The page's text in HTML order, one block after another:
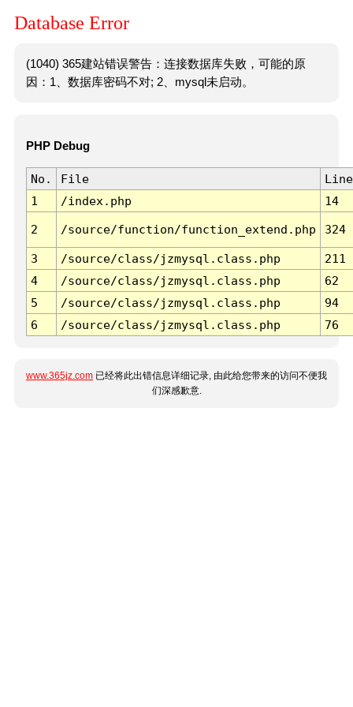
Database Error
(1040) 365建站错误警告：连接数据库失败，可能的原
因：1、数据库密码不对; 2、mysql未启动。
PHP Debug
No. File
Line
1
/index.php 14
2 /source/function/function_extend.php 324
3 /source/class/jzmysql.class.php
211
4
/source/class/jzmysql.class.php
62
5
/source/class/jzmysql.class.php
94
6
/source/class/jzmysql.class.php 76
www.365jz.com 已经将此出错信息详细记录, 由此给您带来的访问不便我
们深感歉意.